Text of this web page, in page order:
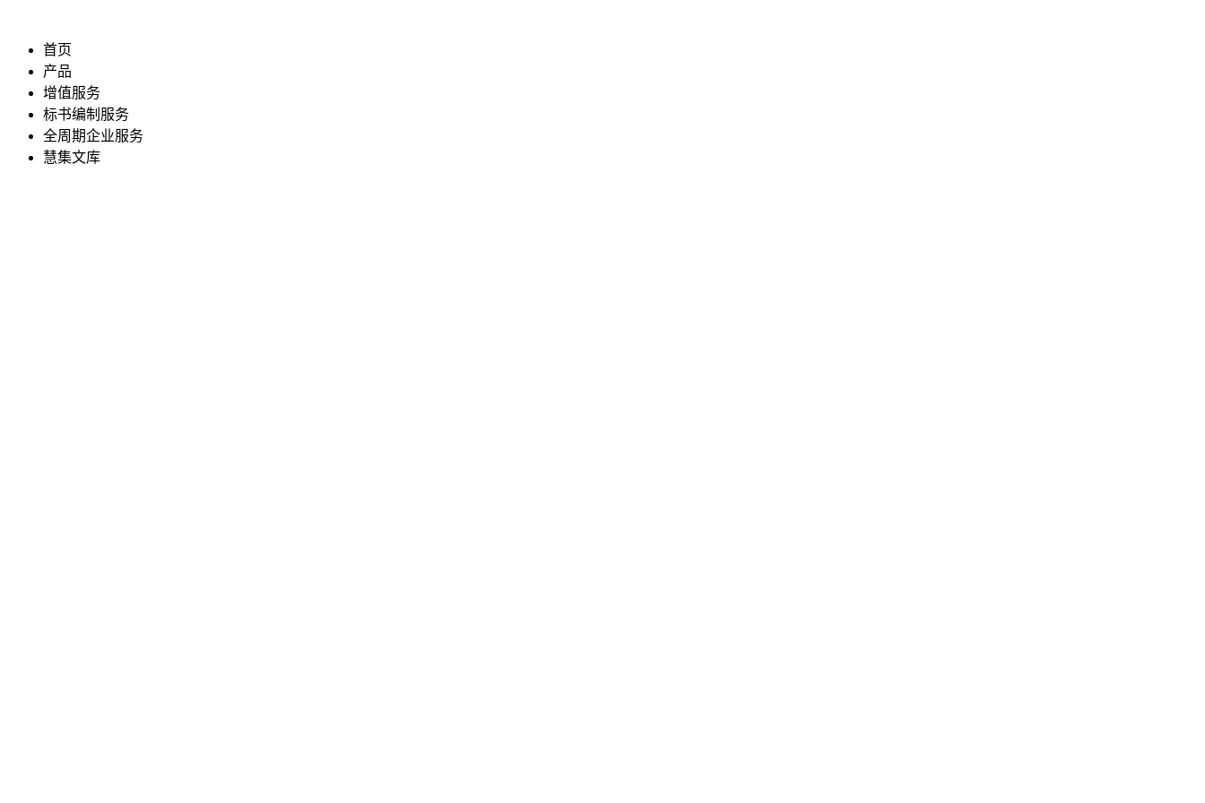
首页
产品
增值服务
标书编制服务
全周期企业服务
慧集文库